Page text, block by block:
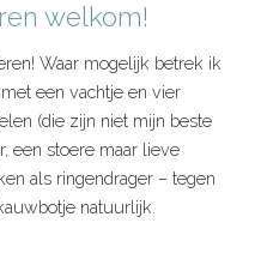
welkom!
Waar mogelijk betrek ik
een vachtje en vier
(die zijn niet mijn beste
een stoere maar lieve
als ringendrager – tegen
natuurlijk.